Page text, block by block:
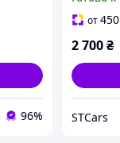
96%
от450
2 700₴
STCars